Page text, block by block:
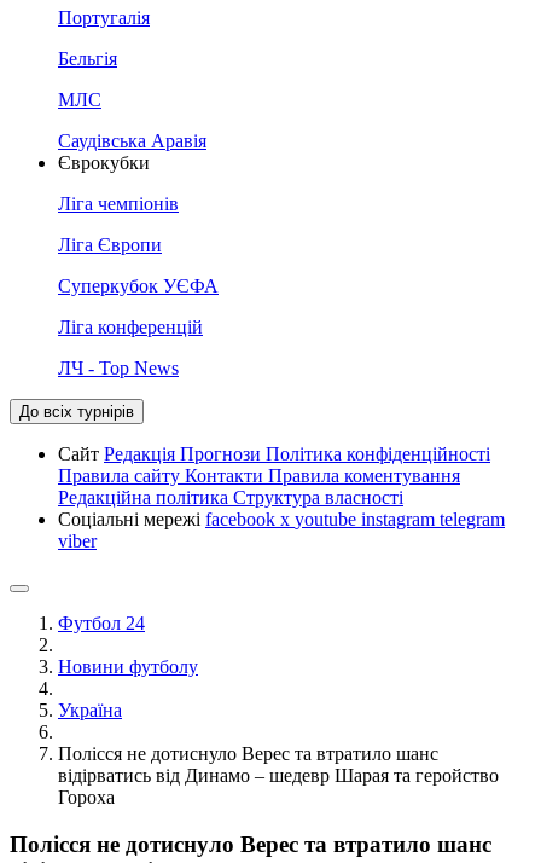
Португалія
Бельгія
МЛС
Саудівська Аравія
Єврокубки
Ліга чемпіонів
Ліга Європи
Суперкубок УЄФА
Ліга конференцій
ЛЧ - Top News
До всіх турнірів
Сайт Редакція Прогнози Політика конфіденційності
Правила сайту Контакти Правила коментування
Редакційна політика Структура власності
Соціальні мережі facebook x youtube instagram telegram
viber
Футбол 24
Новини футболу
Україна
Полісся не дотиснуло Верес та втратило шанс
відірватись від Динамо – шедевр Шарая та геройство
Гороха
Полісся не дотиснуло Верес та втратило шанс